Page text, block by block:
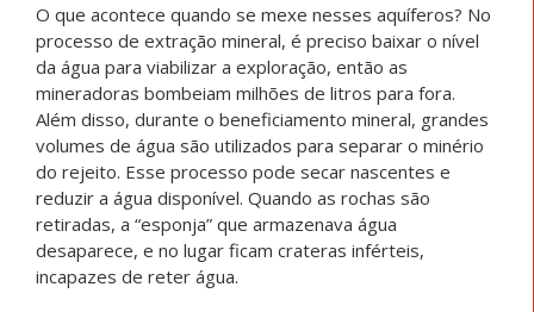
O que acontece quando se mexe nesses aquíferos? No
processo de extração mineral, é preciso baixar o nível
da água para viabilizar a exploração, então as
mineradoras bombeiam milhões de litros para fora.
Além disso, durante o beneficiamento mineral, grandes
volumes de água são utilizados para separar o minério
do rejeito. Esse processo pode secar nascentes e
reduzir a água disponível. Quando as rochas são
retiradas, a “esponja” que armazenava água
desaparece, e no lugar ficam crateras inférteis,
incapazes de reter água.